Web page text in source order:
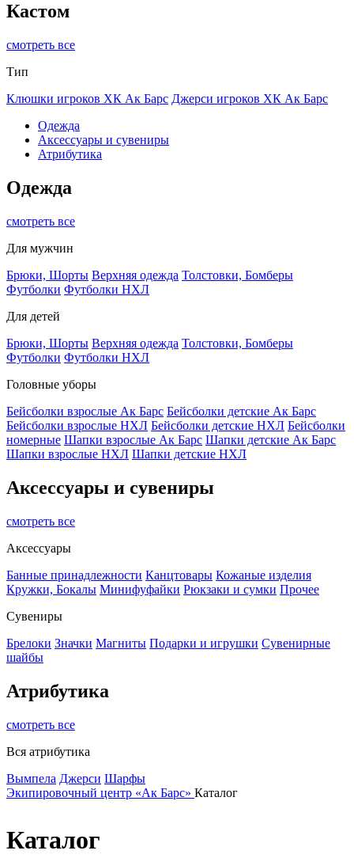
Кастом
смотреть все
Тип
Клюшки игроков ХК Ак Барс Джерси игроков ХК Ак Барс
Одежда
Аксессуары и сувениры
Атрибутика
Одежда
смотреть все
Для мужчин
Брюки, Шорты Верхняя одежда Толстовки, Бомберы
Футболки Футболки НХЛ
Для детей
Брюки, Шорты Верхняя одежда Толстовки, Бомберы
Футболки Футболки НХЛ
Головные уборы
Бейсболки взрослые Ак Барс Бейсболки детские Ак Барс
Бейсболки взрослые НХЛ Бейсболки детские НХЛ Бейсболки
номерные Шапки взрослые Ак Барс Шапки детские Ак Барс
Шапки взрослые НХЛ Шапки детские НХЛ
Аксессуары и сувениры
смотреть все
Аксессуары
Банные принадлежности Канцтовары Кожаные изделия
Кружки, Бокалы Минифуфайки Рюкзаки и сумки Прочее
Сувениры
Брелоки Значки Магниты Подарки и игрушки Сувенирные
шайбы
Атрибутика
смотреть все
Вся атрибутика
Вымпела Джерси Шарфы
Экипировочный центр «Ак Барс» Каталог
Каталог